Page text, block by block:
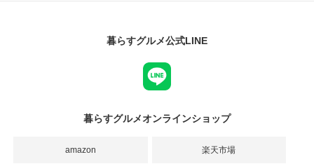
暮らすグルメ公式LINE
暮らすグルメオンラインショップ
amazon 楽天市場